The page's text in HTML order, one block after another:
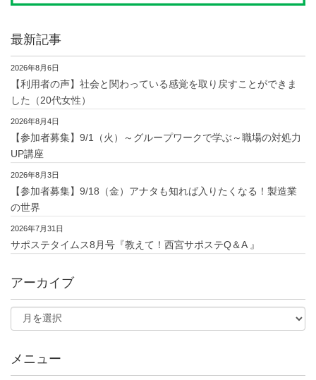
最新記事
2026年8月6日
【利用者の声】社会と関わっている感覚を取り戻すことができま
した（20代女性）
2026年8月4日
【参加者募集】9/1（火）～グループワークで学ぶ～職場の対処力
UP講座
2026年8月3日
【参加者募集】9/18（金）アナタも知れば入りたくなる！製造業
の世界
2026年7月31日
サポステタイムス8月号『教えて！西宮サポステQ＆A 』
アーカイブ
メニュー